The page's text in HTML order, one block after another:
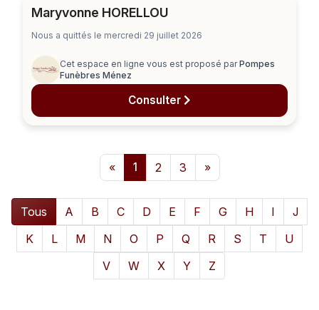
Maryvonne HORELLOU
Nous a quittés le mercredi 29 juillet 2026
Cet espace en ligne vous est proposé parPompes
Funèbres Ménez
Consulter
« 1 2 3 »
Tous A B C D E F G H I
J
K
L M N O P Q R S T
U
V
W X Y Z